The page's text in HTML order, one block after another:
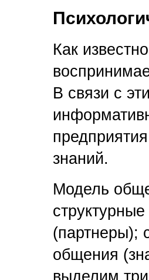
Как
В связи с
знаний.
Модель
(партнеры);
общения